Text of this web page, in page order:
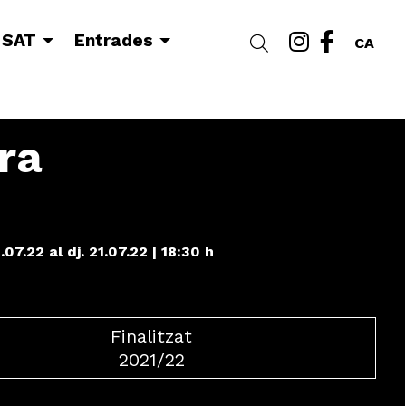
CA
Link a
Link
Cercar
Entrades
al dj. 21.07.22 | 18:30 h
Finalitzat
2021/22